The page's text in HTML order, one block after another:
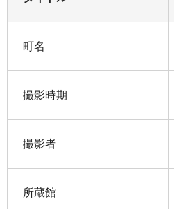
町名
撮影時期
撮影者
所蔵館